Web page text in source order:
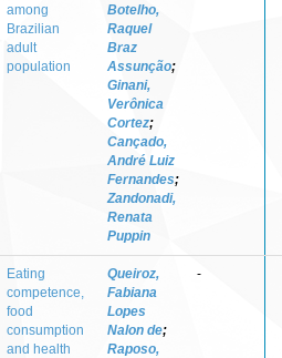
among
Brazilian
adult
population
Botelho,
Raquel
Braz
Assunção;
Ginani,
Verônica
Cortez;
Cançado,
André Luiz
Fernandes;
Zandonadi,
Renata
Puppin
Eating
competence,
food
consumption
and health
Queiroz,
Fabiana
Lopes
Nalon de;
Raposo,
-